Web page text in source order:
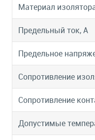
Материал
Предельный ток, А
Предельное
Сопротивление
Сопротивление
Допустимые